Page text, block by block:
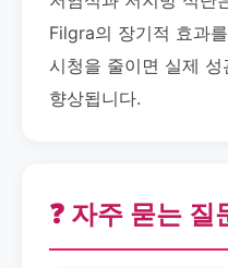
Filgra의 장기적 효과
시청을 줄이면 실제
향상됩니다.
❓ 자주 묻는 질